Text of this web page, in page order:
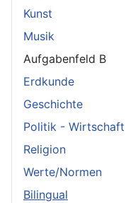
Kunst
Musik
Aufgabenfeld B
Erdkunde
Geschichte
Politik - Wirtschaft
Religion
Werte/Normen
Bilingual